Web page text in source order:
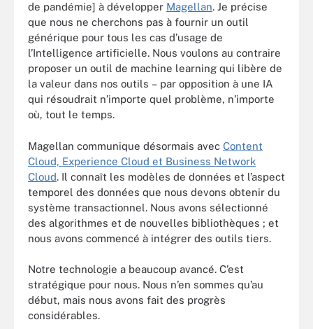
de pandémie] à développer Magellan. Je précise
que nous ne cherchons pas à fournir un outil
générique pour tous les cas d’usage de
l’Intelligence artificielle. Nous voulons au contraire
proposer un outil de machine learning qui libère de
la valeur dans nos outils – par opposition à une IA
qui résoudrait n’importe quel problème, n’importe
où, tout le temps.
Magellan communique désormais avec Content
Cloud, Experience Cloud et Business Network
Cloud. Il connaît les modèles de données et l’aspect
temporel des données que nous devons obtenir du
système transactionnel. Nous avons sélectionné
des algorithmes et de nouvelles bibliothèques ; et
nous avons commencé à intégrer des outils tiers.
Notre technologie a beaucoup avancé. C’est
stratégique pour nous. Nous n’en sommes qu’au
début, mais nous avons fait des progrès
considérables.